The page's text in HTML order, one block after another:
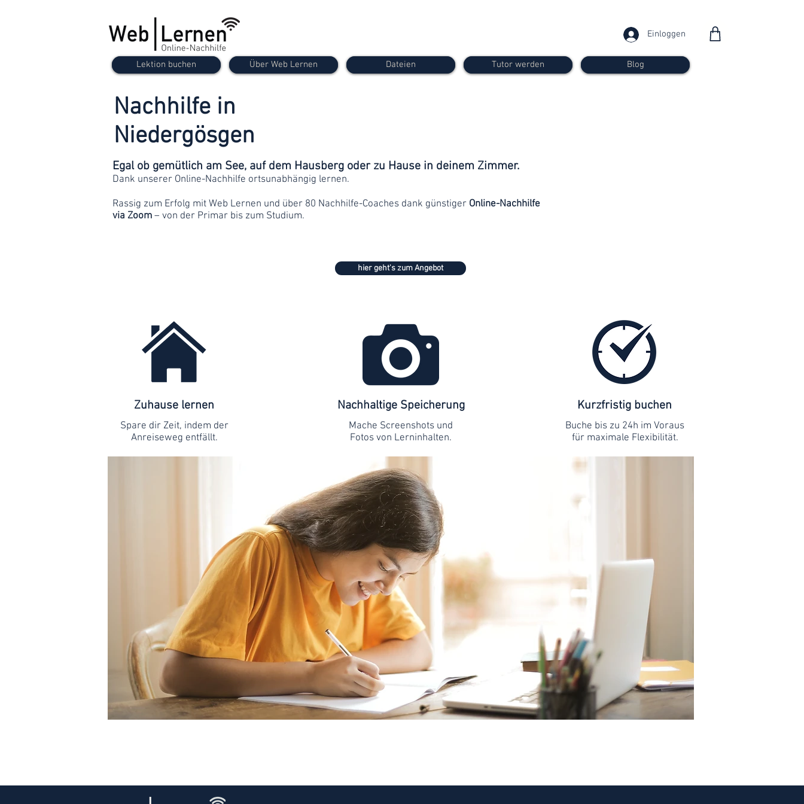
Einloggen
Lektion buchen Über Web Lernen Dateien Tutor werden Blog
Nachhilfe in
Niedergösgen
Egal ob gemütlich am See, auf dem Hausberg oder zu Hause in deinem Zimmer.
Dank unserer Online-Nachhilfe ortsunabhängig lernen.
Rassig zum Erfolg mit Web Lernen und über 80 Nachhilfe-Coaches dank günstiger Online-Nachhilfe
via Zoom – von der Primar bis zum Studium.
hier geht's zum Angebot
Zuhause lernen
Spare dir Zeit, indem der
Anreiseweg entfällt.
Nachhaltige Speicherung
Mache Screenshots und
Fotos von Lerninhalten.
Kurzfristig buchen
Buche bis zu 24h im Voraus
für maximale Flexibilität.